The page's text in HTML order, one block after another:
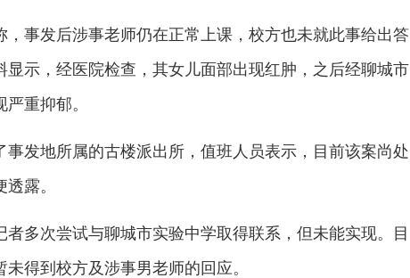
，事发后涉事老师仍在正常上课，校方也未就此事给出答
显示，经医院检查，其女儿面部出现红肿，之后经聊城市
重抑郁。
事发地所属的古楼派出所，值班人员表示，目前该案尚处
露。
者多次尝试与聊城市实验中学取得联系，但未能实现。目
得到校方及涉事男老师的回应。